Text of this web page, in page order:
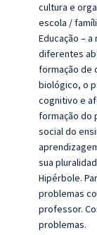
cultura e
escola /
Educação –
diferentes
formação de
biológico, o
cognitivo e
formação do
social do
sua
Hipérbole.
problemas
professor.
problemas.